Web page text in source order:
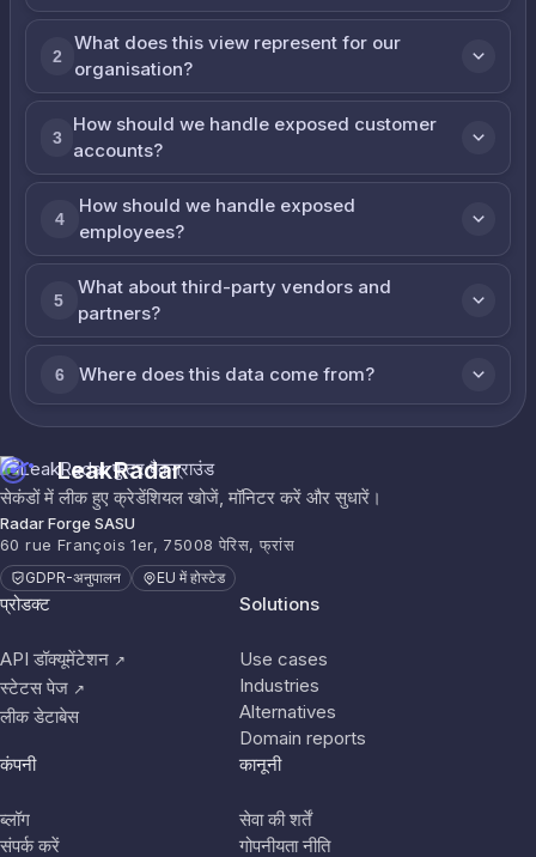
2
What does this view represent for our
organisation?
3
How should we handle exposed customer
accounts?
4
How should we handle exposed
employees?
5
What about third-party vendors and
partners?
6 Where does this data come from?
LeakRadar
सेकंडों में लीक हुए क्रेडेंशियल खोजें, मॉनिटर करें और सुधारें।
Radar Forge SASU
60 rue François 1er, 75008 पेरिस, फ्रांस
GDPR-अनुपालन EU में होस्टेड
प्रोडक्ट
API डॉक्यूमेंटेशन ↗
स्टेटस पेज ↗
लीक डेटाबेस
Solutions
Use cases
Industries
Alternatives
Domain reports
कंपनी
ब्लॉग
संपर्क करें
कानूनी
सेवा की शर्तें
गोपनीयता नीति